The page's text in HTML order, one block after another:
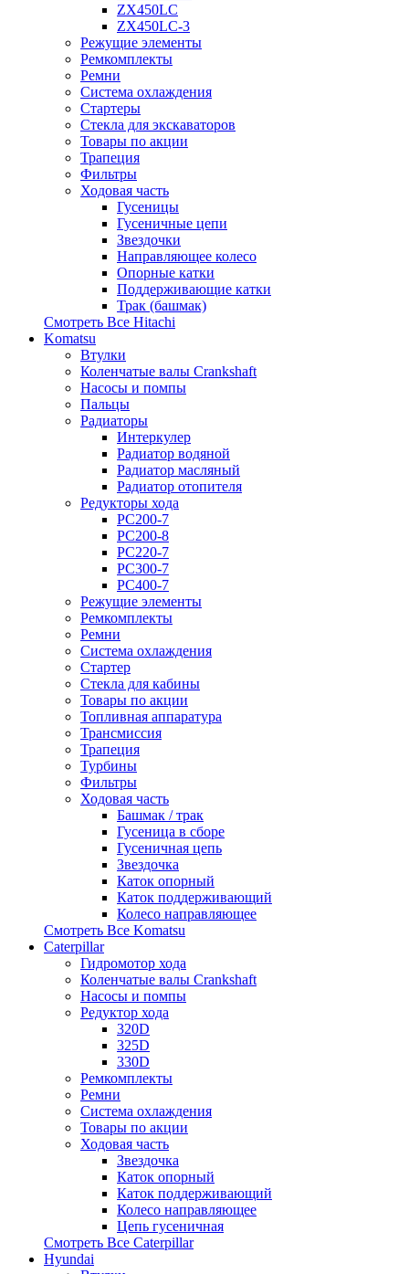
ZX450LC
ZX450LC-3
Режущие элементы
Ремкомплекты
Ремни
Система охлаждения
Стартеры
Стекла для экскаваторов
Товары по акции
Трапеция
Фильтры
Ходовая часть
Гусеницы
Гусеничные цепи
Звездочки
Направляющее колесо
Опорные катки
Поддерживающие катки
Трак (башмак)
Смотреть Все Hitachi
Komatsu
Втулки
Коленчатые валы Crankshaft
Насосы и помпы
Пальцы
Радиаторы
Интеркулер
Радиатор водяной
Радиатор масляный
Радиатор отопителя
Редукторы хода
PC200-7
PC200-8
PC220-7
PC300-7
PC400-7
Режущие элементы
Ремкомплекты
Ремни
Система охлаждения
Стартер
Стекла для кабины
Товары по акции
Топливная аппаратура
Трансмиссия
Трапеция
Турбины
Фильтры
Ходовая часть
Башмак / трак
Гусеница в сборе
Гусеничная цепь
Звездочка
Каток опорный
Каток поддерживающий
Колесо направляющее
Смотреть Все Komatsu
Caterpillar
Гидромотор хода
Коленчатые валы Crankshaft
Насосы и помпы
Редуктор хода
320D
325D
330D
Ремкомплекты
Ремни
Система охлаждения
Товары по акции
Ходовая часть
Звездочка
Каток опорный
Каток поддерживающий
Колесо направляющее
Цепь гусеничная
Смотреть Все Caterpillar
Hyundai